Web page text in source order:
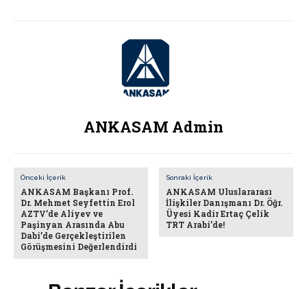
ANKASAM Admin
Önceki İçerik
ANKASAM Başkanı Prof.
Dr. Mehmet Seyfettin Erol
AZTV’de Aliyev ve
Paşinyan Arasında Abu
Dabi’de Gerçekleştirilen
Görüşmesini Değerlendirdi
Sonraki İçerik
ANKASAM Uluslararası
İlişkiler Danışmanı Dr. Öğr.
Üyesi Kadir Ertaç Çelik
TRT Arabi’de!